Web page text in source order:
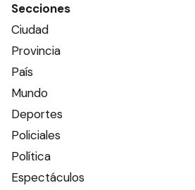
Secciones
Ciudad
Provincia
País
Mundo
Deportes
Policiales
Política
Espectáculos